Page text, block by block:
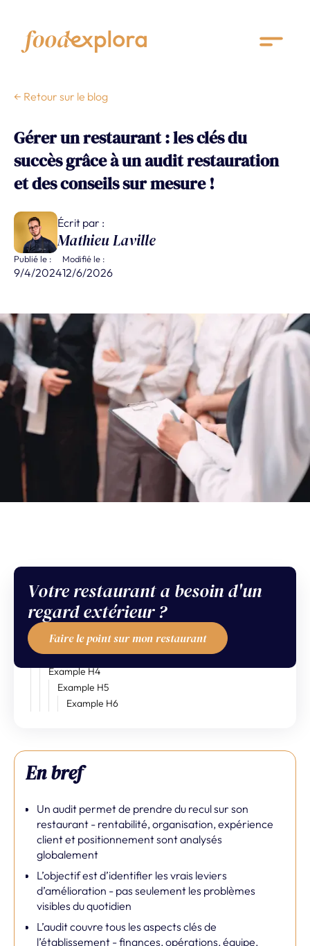
← Retour sur le blog
Gérer un restaurant : les clés du
succès grâce à un audit restauration
et des conseils sur mesure !
Écrit par :
Mathieu Laville
Publié le :
9/4/2024
Modifié le :
12/6/2026
Votre restaurant a besoin d'un
regard extérieur ?
Faire le point sur mon restaurant
Sommaire
En bref
Example H2
Example H3
Example H4
Example H5
Example H6
En bref
Un audit permet de prendre du recul sur son
restaurant - rentabilité, organisation, expérience
client et positionnement sont analysés
globalement
L’objectif est d’identifier les vrais leviers
d’amélioration - pas seulement les problèmes
visibles du quotidien
L’audit couvre tous les aspects clés de
l’établissement - finances, opérations, équipe,